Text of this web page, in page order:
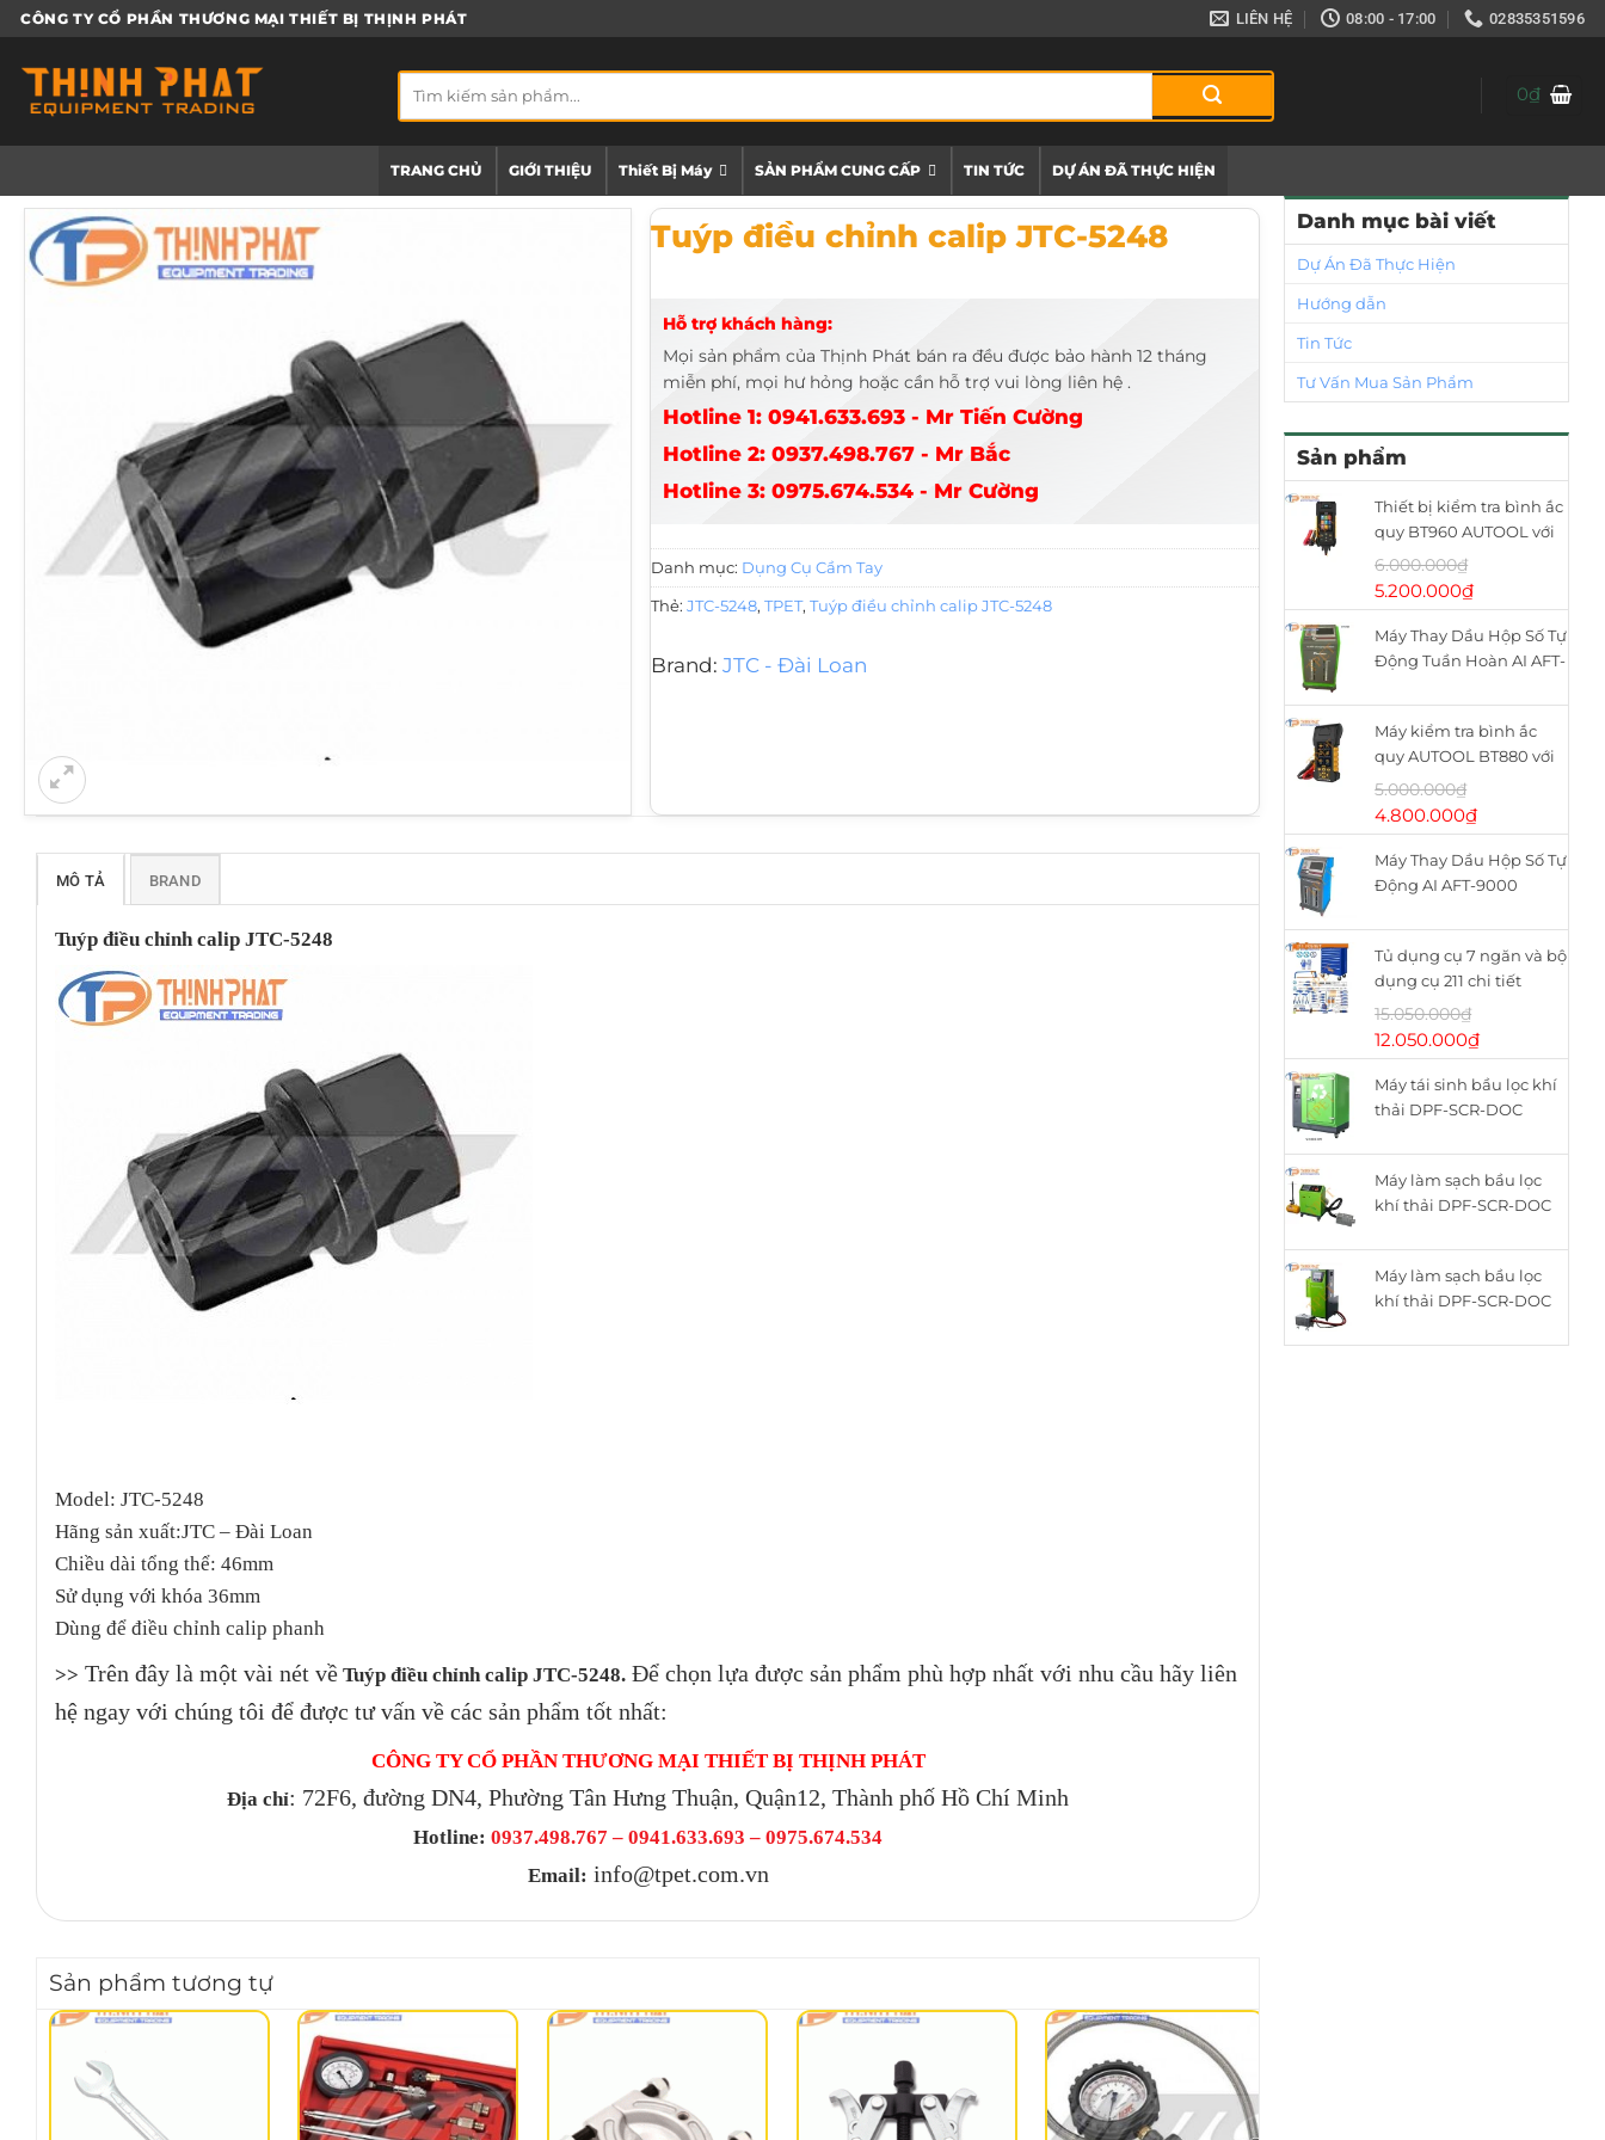
Bỏ
nội
dung
CÔNG TY CỔ PHẦN THƯƠNG MẠI THIẾT BỊ THỊNH PHÁT LIÊN HỆ 08:00 - 17:00 02835351596
kiếm:
0₫
TRANG CHỦ GIỚI THIỆU Thiết Bị Máy SẢN PHẨM CUNG CẤP TIN TỨC DỰ ÁN ĐÃ THỰC HIỆN
Danh mục bài viết
Dự Án Đã Thực Hiện
Hướng dẫn
Tin Tức
Tư Vấn Mua Sản Phẩm
Sản phẩm
Thiết bị kiểm tra bình ắc
quy BT960 AUTOOL với
máy in nhiệt
6.000.000₫
Giá
gốc
là:
6.000.000₫.
5.200.000₫Giá
hiện
tại
là:
Máy Thay Dầu Hộp Số Tự
Động Tuần Hoàn AI AFT-
Máy kiểm tra bình ắc
quy AUTOOL BT880 với
máy in nhiệt
5.000.000₫
Giá
gốc
là:
5.000.000₫.
4.800.000₫Giá
hiện
tại
là:
Máy Thay Dầu Hộp Số Tự
Động AI AFT-9000
Tủ dụng cụ 7 ngăn và bộ
dụng cụ 211 chi tiết
WHS2111 WADFOW
15.050.000₫
Giá
gốc
là:
15.050.000₫.
12.050.000₫Giá
hiện
tại
là:
Máy tái sinh bầu lọc khí
thải DPF-SCR-DOC
cơ Diesel ZQYM-518C
Máy làm sạch bầu lọc
khí thải DPF-SCR-DOC
ZQYM A8
Máy làm sạch bầu lọc
khí thải DPF-SCR-DOC
ZQYM 508A
Tuýp điều chỉnh calip JTC-5248
Tuýp điều chỉnh calip JTC-5248
Hỗ trợ khách hàng:
Mọi sản phẩm của Thịnh Phát bán ra đều được bảo hành 12 tháng
miễn phí, mọi hư hỏng hoặc cần hỗ trợ vui lòng liên hệ .
Hotline 1: 0941.633.693 - Mr Tiến Cường
Hotline 2: 0937.498.767 - Mr Bắc
Hotline 3: 0975.674.534 - Mr Cường
Danh mục: Dụng Cụ Cầm Tay
Thẻ:JTC-5248,TPET,Tuýp điều chỉnh calip JTC-5248
Brand: JTC - Đài Loan
MÔ TẢ BRAND
Tuýp điều chỉnh calip JTC-5248
Model: JTC-5248
Hãng sản xuất:JTC – Đài Loan
Chiều dài tổng thể: 46mm
Sử dụng với khóa 36mm
Dùng để điều chỉnh calip phanh
>> Trên đây là một vài nét về Tuýp điều chỉnh calip JTC-5248. Để chọn lựa được sản phẩm phù hợp nhất với nhu cầu hãy liên
hệ ngay với chúng tôi để được tư vấn về các sản phẩm tốt nhất:
CÔNG TY CỔ PHẦN THƯƠNG MẠI THIẾT BỊ THỊNH PHÁT
Địa chỉ: 72F6, đường DN4, Phường Tân Hưng Thuận, Quận12, Thành phố Hồ Chí Minh
Hotline: 0937.498.767 – 0941.633.693 –0975.674.534
Email: info@tpet.com.vn
Sản phẩm tương tự